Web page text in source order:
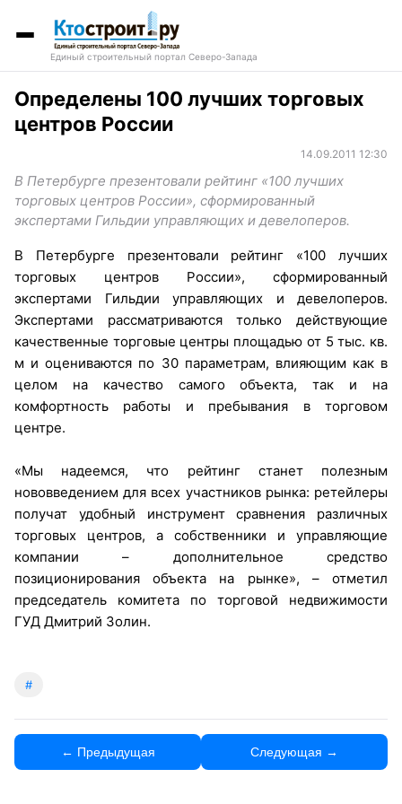
Единый строительный портал Северо-Запада
Определены 100 лучших торговых
центров России
14.09.2011 12:30
В Петербурге презентовали рейтинг «100 лучших
торговых центров России», сформированный
экспертами Гильдии управляющих и девелоперов.
В Петербурге презентовали рейтинг «100 лучших
торговых центров России», сформированный
экспертами Гильдии управляющих и девелоперов.
Экспертами рассматриваются только действующие
качественные торговые центры площадью от 5 тыс. кв.
м и оцениваются по 30 параметрам, влияющим как в
целом на качество самого объекта, так и на
комфортность работы и пребывания в торговом
центре.
«Мы надеемся, что рейтинг станет полезным
нововведением для всех участников рынка: ретейлеры
получат удобный инструмент сравнения различных
торговых центров, а собственники и управляющие
компании – дополнительное средство
позиционирования объекта на рынке», – отметил
председатель комитета по торговой недвижимости
ГУД Дмитрий Золин.
#
← Предыдущая Следующая →